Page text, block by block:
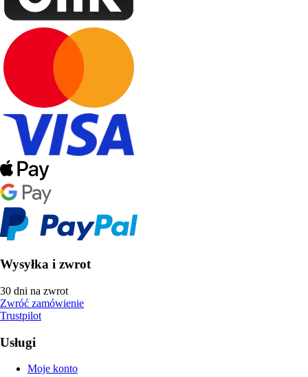
Wysyłka i zwrot
30 dni na zwrot
Zwróć zamówienie
Trustpilot
Usługi
Moje konto